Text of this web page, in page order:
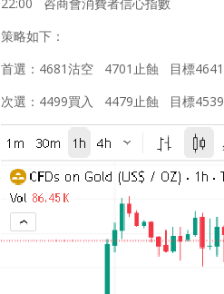
策略如下：
首選：4681沽空 4701止蝕 目標4641
次選：4499買入 4479止蝕 目標4539